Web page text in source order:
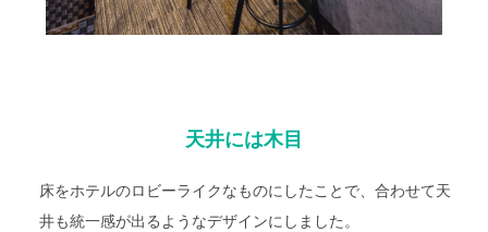
天井には木目
床をホテルのロビーライクなものにしたことで、合わせて天
井も統一感が出るようなデザインにしました。